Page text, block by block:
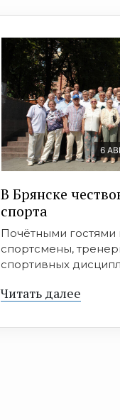
6
В Брянске
спорта
Почётными гостями
спортсмены,
спортивных
Читать далее